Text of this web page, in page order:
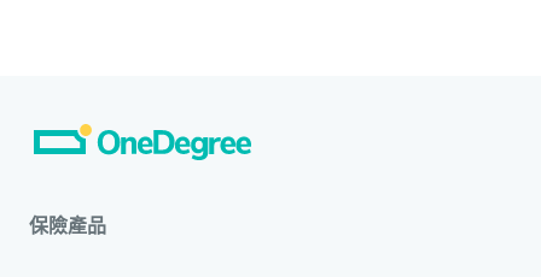
保險產品